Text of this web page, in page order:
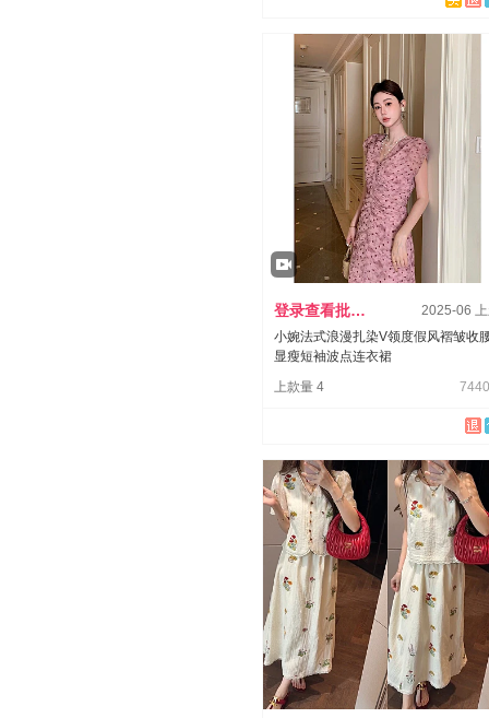
登录查看批发价
2025-06
小婉法式浪漫扎染V领度假风褶皱收
显瘦短袖波点连衣裙
上款量 4